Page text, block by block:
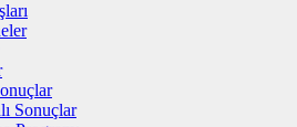
Sonuçlar